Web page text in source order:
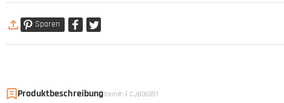
Sparen
ProduktbeschreibungItem#: FCJB06851